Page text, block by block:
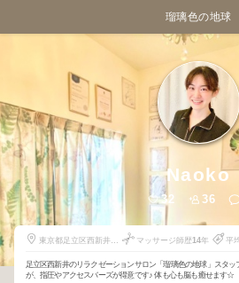
瑠璃色の地球
Naoko
32 36
東京都足立区西新井栄
マッサージ師歴14年 平
足立区西新井のリラクゼーションサロン「瑠璃色の地球」スタ
が、指圧やアクセスバーズが得意です♪ 体も心も脳も癒せます☆